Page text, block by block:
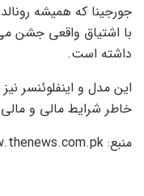
جورجینا که همیشه
با اشتیاق واقعی جشن
داشته است.
این مدل و اینفلوئنسر
خاطر شرایط مالی و
منبع: www.thenews.com.pk